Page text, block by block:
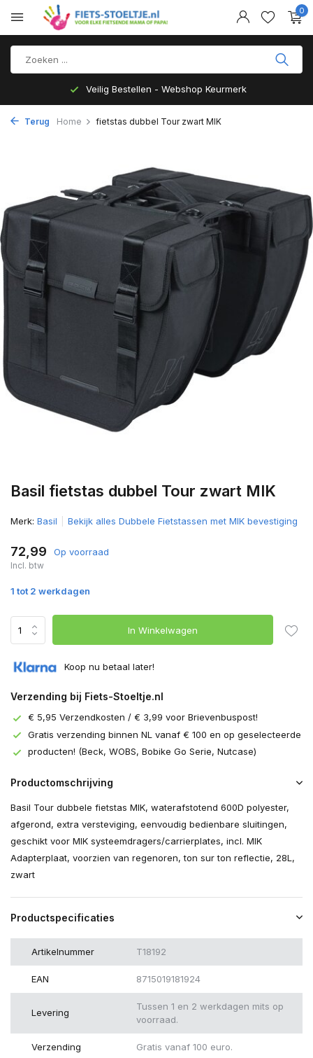
0
Veilig Bestellen - Webshop Keurmerk
Terug Home fietstas dubbel Tour zwart MIK
Basil fietstas dubbel Tour zwart MIK
Merk: Basil Bekijk alles Dubbele Fietstassen met MIK bevestiging
72,99 Op voorraad
Incl. btw
1 tot 2 werkdagen
In Winkelwagen
Koop nu betaal later!
Verzending bij Fiets-Stoeltje.nl
€ 5,95 Verzendkosten / € 3,99 voor Brievenbuspost!
Gratis verzending binnen NL vanaf € 100 en op geselecteerde
producten! (Beck, WOBS, Bobike Go Serie, Nutcase)
Productomschrijving
Basil Tour dubbele fietstas MIK, waterafstotend 600D polyester,
afgerond, extra versteviging, eenvoudig bedienbare sluitingen,
geschikt voor MIK systeemdragers/carrierplates, incl. MIK
Adapterplaat, voorzien van regenoren, ton sur ton reflectie, 28L,
zwart
Productspecificaties
Artikelnummer T18192
EAN 8715019181924
Levering
Tussen 1 en 2 werkdagen mits op
voorraad.
Verzending Gratis vanaf 100 euro.